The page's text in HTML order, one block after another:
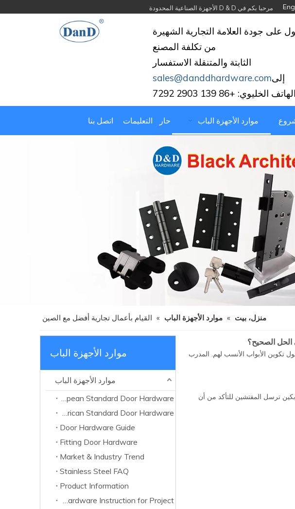
مرحبا بكم في D & D الأجهزة الصناعية المحدودة
على جودة العلامة التجارية الشهيرة
من تكلفة المصنع
الثابتة والمتنقلة الاستفسار
إلىsales@danddhardware.com
الهاتف الخليوي: +86 139 2903 7292
موارد الأجهزة الباب حار التعليمات اتصل بنا
منزل، بيت » موارد الأجهزة الباب » القيام بأعمال تجارية أفضل مع الصين
موارد الأجهزة الباب
موارد الأجهزة الباب
European Standard Door Hardware
American Standard Door Hardware
Door Hardware Guide
Fitting Door Hardware
Market & Industry Trend
Stainless Steel FAQ
Product Information
Door Hardware Instruction for Project
تكوين الأبواب الأنسب لهم. المدرب
بكين ترسل المفتشين للتأكد من أن